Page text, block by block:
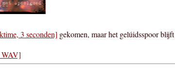
3 seconden] gekomen, maar het gelúidsspoor
WAV]